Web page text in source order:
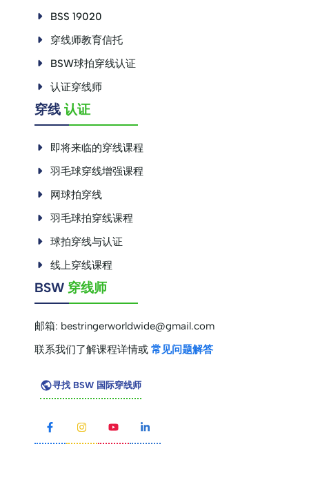
BSS 19020
穿线师教育信托
BSW球拍穿线认证
认证穿线师
穿线 认证
即将来临的穿线课程
羽毛球穿线增强课程
网球拍穿线
羽毛球拍穿线课程
球拍穿线与认证
线上穿线课程
BSW 穿线师
邮箱: bestringerworldwide@gmail.com
联系我们了解课程详情或 常见问题解答
寻找 BSW 国际穿线师